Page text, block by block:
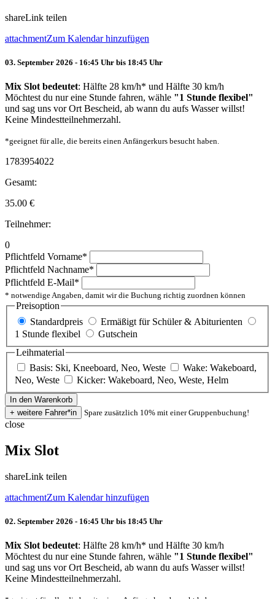
shareLink teilen
attachmentZum Kalendar hinzufügen
03. September 2026 - 16:45 Uhr bis 18:45 Uhr
Mix Slot bedeutet: Hälfte 28 km/h* und Hälfte 30 km/h
Möchtest du nur eine Stunde fahren, wähle "1 Stunde flexibel"
und sag uns vor Ort Bescheid, ab wann du aufs Wasser willst!
Keine Mindestteilnehmerzahl.
*geeignet für alle, die bereits einen Anfängerkurs besucht haben.
1783954022
Gesamt:
35.00 €
Teilnehmer:
0
Pflichtfeld Vorname*
Pflichtfeld Nachname*
Pflichtfeld E-Mail*
* notwendige Angaben, damit wir die Buchung richtig zuordnen können
Preisoption
Standardpreis
Ermäßigt für Schüler & Abiturienten
1 Stunde flexibel
Gutschein
Leihmaterial
Basis: Ski, Kneeboard, Neo, Weste
Wake: Wakeboard,
Neo, Weste
Kicker: Wakeboard, Neo, Weste, Helm
Spare zusätzlich 10% mit einer Gruppenbuchung!
close
Mix Slot
shareLink teilen
attachmentZum Kalendar hinzufügen
02. September 2026 - 16:45 Uhr bis 18:45 Uhr
Mix Slot bedeutet: Hälfte 28 km/h* und Hälfte 30 km/h
Möchtest du nur eine Stunde fahren, wähle "1 Stunde flexibel"
und sag uns vor Ort Bescheid, ab wann du aufs Wasser willst!
Keine Mindestteilnehmerzahl.